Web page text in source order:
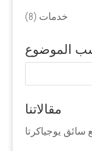
خدمات (8)
الموضوع
مقالاتنا
سائق يوجياكرتا